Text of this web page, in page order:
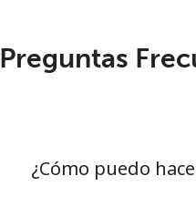
Preguntas
¿Cómo puedo